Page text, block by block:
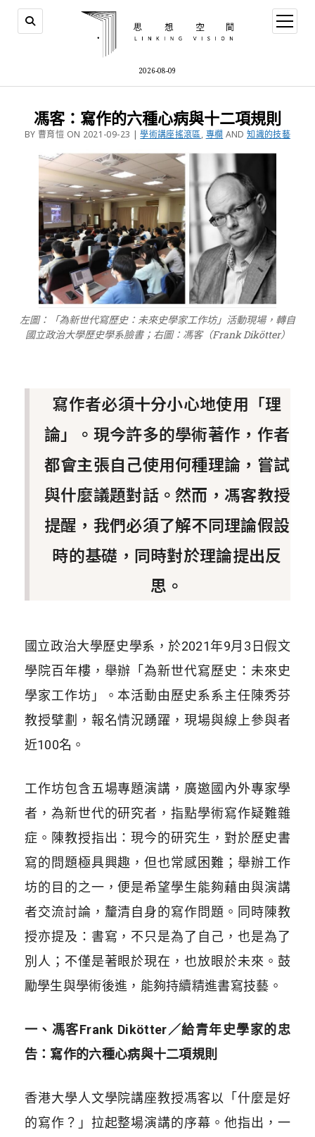
2026-08-09
馮客：寫作的六種心病與十二項規則
BY 曹育愷 ON 2021-09-23 |學術講座搖滾區, 專欄 AND知識的技藝
左圖：「為新世代寫歷史：未來史學家工作坊」活動現場，轉自
國立政治大學歷史學系臉書；右圖：馮客（Frank Dikötter）
寫作者必須十分小心地使用「理
論」。現今許多的學術著作，作者
都會主張自己使用何種理論，嘗試
與什麼議題對話。然而，馮客教授
提醒，我們必須了解不同理論假設
時的基礎，同時對於理論提出反
思。
國立政治大學歷史學系，於2021年9月3日假文
學院百年樓，舉辦「為新世代寫歷史：未來史
學家工作坊」。本活動由歷史系系主任陳秀芬
教授擘劃，報名情況踴躍，現場與線上參與者
近100名。
工作坊包含五場專題演講，廣邀國內外專家學
者，為新世代的研究者，指點學術寫作疑難雜
症。陳教授指出：現今的研究生，對於歷史書
寫的問題極具興趣，但也常感困難；舉辦工作
坊的目的之一，便是希望學生能夠藉由與演講
者交流討論，釐清自身的寫作問題。同時陳教
授亦提及：書寫，不只是為了自己，也是為了
別人；不僅是著眼於現在，也放眼於未來。鼓
勵學生與學術後進，能夠持續精進書寫技藝。
一、馮客Frank Dikötter／給青年史學家的忠
告：寫作的六種心病與十二項規則
香港大學人文學院講座教授馮客以「什麼是好
的寫作？」拉起整場演講的序幕。他指出，一